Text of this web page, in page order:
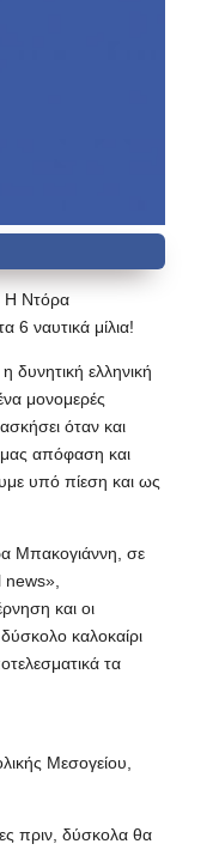
Η Nτόρα
6 ναυτικά μίλια!
η δυνητική ελληνική
μονομερές
όταν και
μας απόφαση και
υπό πίεση και ως
Μπακογιάννη, σε
news»,
και οι
καλοκαίρι
τα
Μεσογείου,
πριν, δύσκολα θα